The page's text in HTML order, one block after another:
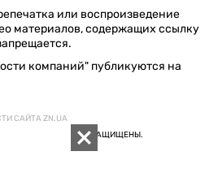
или воспроизведение
материалов, содержащих ссылку
компаний" публикуются на
САЙТА ZN.UA
УКРАИНА». ВСЕ ПРАВА ЗАЩИЩЕНЫ.